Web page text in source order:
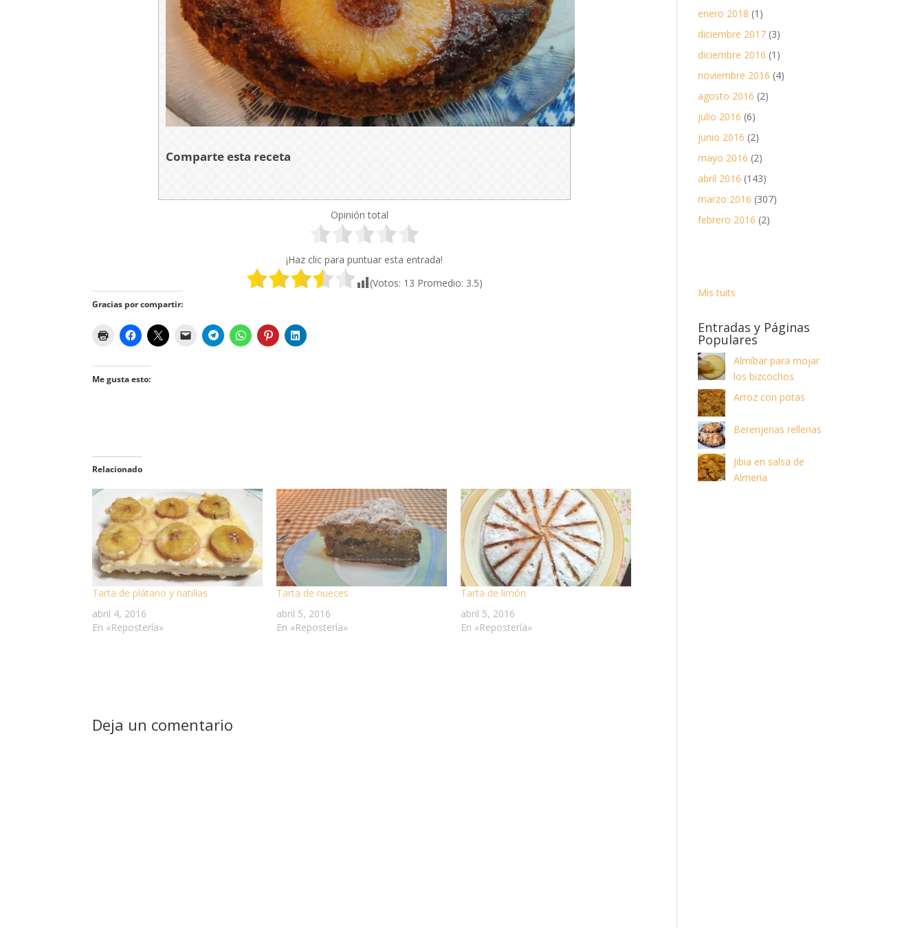
Comparte esta receta
Opinión total
¡Haz clic para puntuar esta entrada!
(Votos: 13 Promedio: 3.5)
Gracias por compartir:
Me gusta esto:
Relacionado
Tarta de plátano y natillas
abril 4, 2016
En «Repostería»
Tarta de nueces
abril 5, 2016
En «Repostería»
Tarta de limón
abril 5, 2016
En «Repostería»
Deja un comentario
enero 2018 (1)
diciembre 2017 (3)
diciembre 2016 (1)
noviembre 2016 (4)
agosto 2016 (2)
julio 2016 (6)
junio 2016 (2)
mayo 2016 (2)
abril 2016 (143)
marzo 2016 (307)
febrero 2016 (2)
Mis tuits
Entradas y Páginas
Populares
Almíbar para mojar
los bizcochos
Arroz con potas
Berenjenas rellenas
Jibia en salsa de
Almería